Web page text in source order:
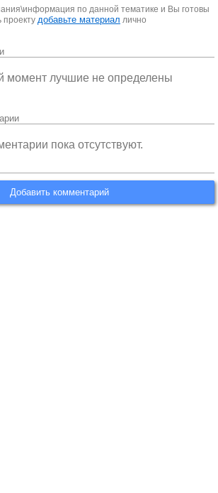
по данной тематике и Вы готовы
проекту добавьте материал лично
момент лучшие не определены
пока отсутствуют.
Добавить комментарий